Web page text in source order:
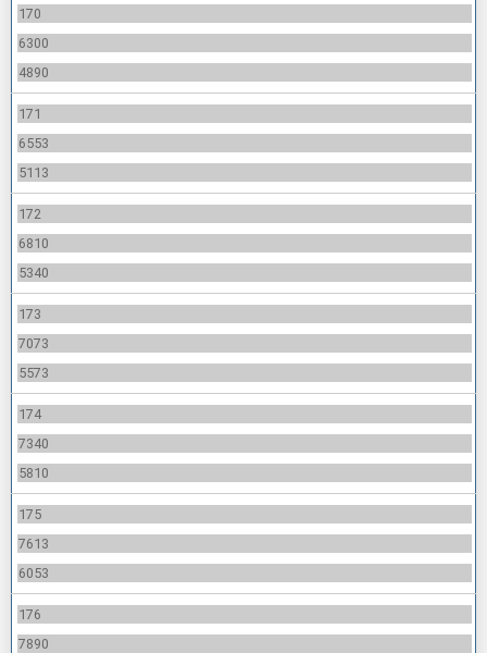
170
6300
4890
171
6553
5113
172
6810
5340
173
7073
5573
174
7340
5810
175
7613
6053
176
7890